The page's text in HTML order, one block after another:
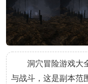
洞穴冒险游戏大
与战斗，这是副本范